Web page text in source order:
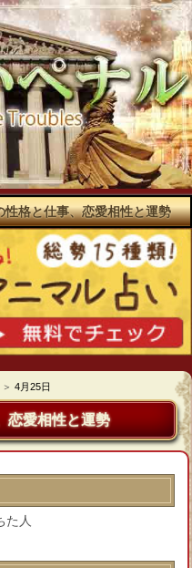
格と仕事、恋愛相性と運勢
＞ 4月25日
恋愛相性と運勢
た人